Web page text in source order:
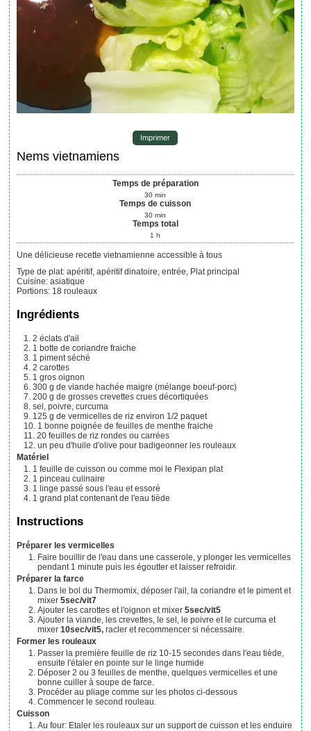
Imprimer
Nems vietnamiens
Temps de préparation
30 min
Temps de cuisson
30 min
Temps total
1 h
Une délicieuse recette vietnamienne accessible à tous
Type de plat: apéritif, apéritif dinatoire, entrée, Plat principal
Cuisine: asiatique
Portions: 18 rouleaux
Ingrédients
2 éclatsd'ail
1 bottede coriandre fraiche
1piment séché
2 carottes
1 gros oignon
300 g de viande hachée maigre (mélange boeuf-porc)
200 g de grosses crevettes crues décortiquées
sel, poivre, curcuma
125 g de vermicelles de riz environ 1/2 paquet
1 bonne poignéede feuilles de menthe fraiche
20 feuilles de riz rondes ou carrées
un peu d'huile d'olive pour badigeonner les rouleaux
Matériel
1 feuille de cuisson ou comme moi le Flexipan plat
1 pinceau culinaire
1 linge passé sous l'eau et essoré
1 grand plat contenant de l'eau tiède
Instructions
Préparer les vermicelles
Faire bouillir de l'eau dans une casserole, y plonger les vermicelles
pendant 1 minute puis les égoutter et laisser refroidir.
Préparer la farce
Dans le bol du Thermomix, déposer l'ail, la coriandre et le piment et
mixer5sec/vit7
Ajouter les carottes et l'oignon et mixer5sec/vit5
Ajouter la viande, les crevettes, le sel, le poivre et le curcuma et
mixer10sec/vit5, racler et recommencer si nécessaire.
Former les rouleaux
Passer la première feuille de riz 10-15 secondes dans l'eau tiède,
ensuite l'étaler en pointe sur le linge humide
Déposer 2 ou 3 feuilles de menthe, quelques vermicelles et une
bonne cuiller à soupe de farce.
Procéder au pliage comme sur les photos ci-dessous
Commencer le second rouleau.
Cuisson
Au four: Etaler les rouleaux sur un support de cuisson et les enduire